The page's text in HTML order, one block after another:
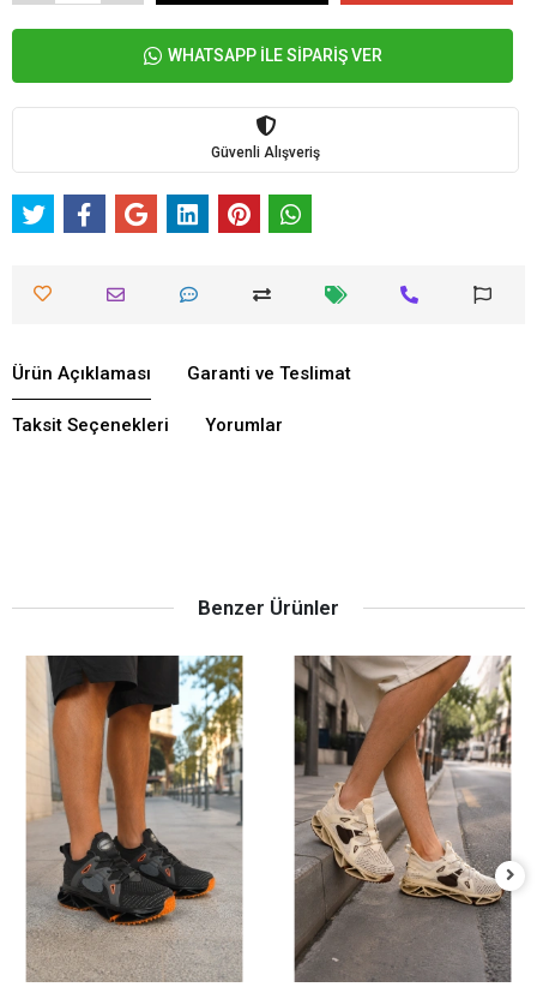
WHATSAPP İLE SİPARİŞ VER
Güvenli Alışveriş
Ürün Açıklaması Garanti ve Teslimat
Taksit Seçenekleri Yorumlar
Benzer Ürünler